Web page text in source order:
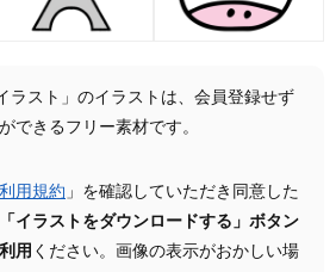
ラスト」のイラストは、会員登録せず
できるフリー素材です。
利用規約 」を確認していただき同意した
イラストをダウンロードする」ボタン
用 ください。画像の表示がおかしい場